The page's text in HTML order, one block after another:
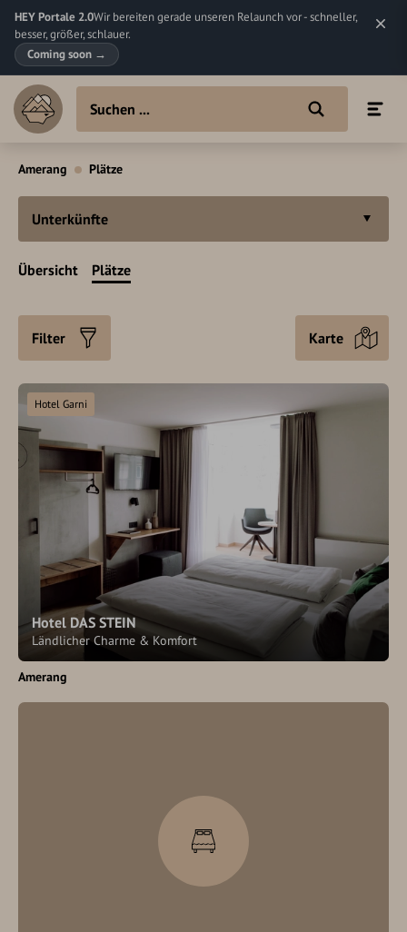
HEY Portale 2.0Wir bereiten gerade unseren Relaunch vor - schneller,
besser, größer, schlauer.
Coming soon →
Amerang Plätze
Unterkünfte
Übersicht Plätze
Filter Karte
Hotel DAS STEIN
Ländlicher Charme & Komfort
Hotel Garni
Amerang